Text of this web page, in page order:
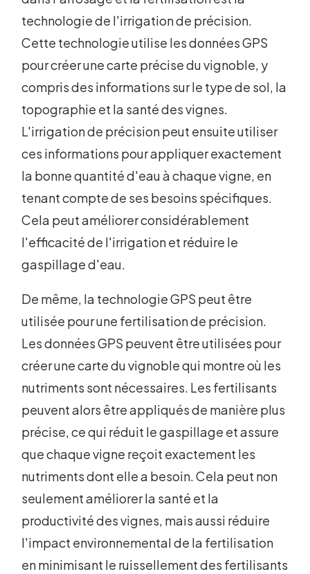
technologie de l'irrigation de précision.
Cette technologie utilise les données GPS
pour créer une carte précise du vignoble, y
compris des informations sur le type de sol, la
topographie et la santé des vignes.
L'irrigation de précision peut ensuite utiliser
ces informations pour appliquer exactement
la bonne quantité d'eau à chaque vigne, en
tenant compte de ses besoins spécifiques.
Cela peut améliorer considérablement
l'efficacité de l'irrigation et réduire le
gaspillage d'eau.
De même, la technologie GPS peut être
utilisée pour une fertilisation de précision.
Les données GPS peuvent être utilisées pour
créer une carte du vignoble qui montre où les
nutriments sont nécessaires. Les fertilisants
peuvent alors être appliqués de manière plus
précise, ce qui réduit le gaspillage et assure
que chaque vigne reçoit exactement les
nutriments dont elle a besoin. Cela peut non
seulement améliorer la santé et la
productivité des vignes, mais aussi réduire
l'impact environnemental de la fertilisation
en minimisant le ruissellement des fertilisants